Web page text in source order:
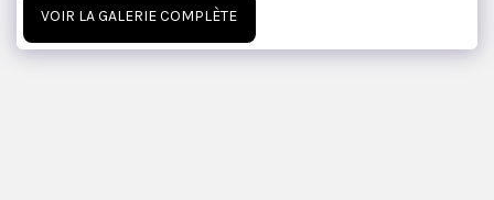
VOIR LA GALERIE COMPLÈTE